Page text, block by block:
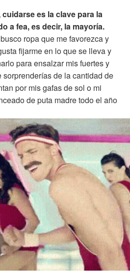
cuidarse es la clave para la
a fea, es decir, la mayoría.
ropa que me favorezca y
fijarme en lo que se lleva y
para ensalzar mis fuertes y
sorprenderías de la cantidad de
por mis gafas de sol o mi
de puta madre todo el año